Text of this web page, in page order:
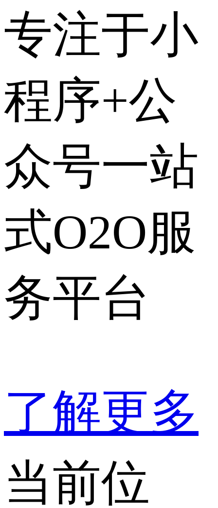
专注于小
程序+公
众号一站
式O2O服
务平台
了解更多
当前位